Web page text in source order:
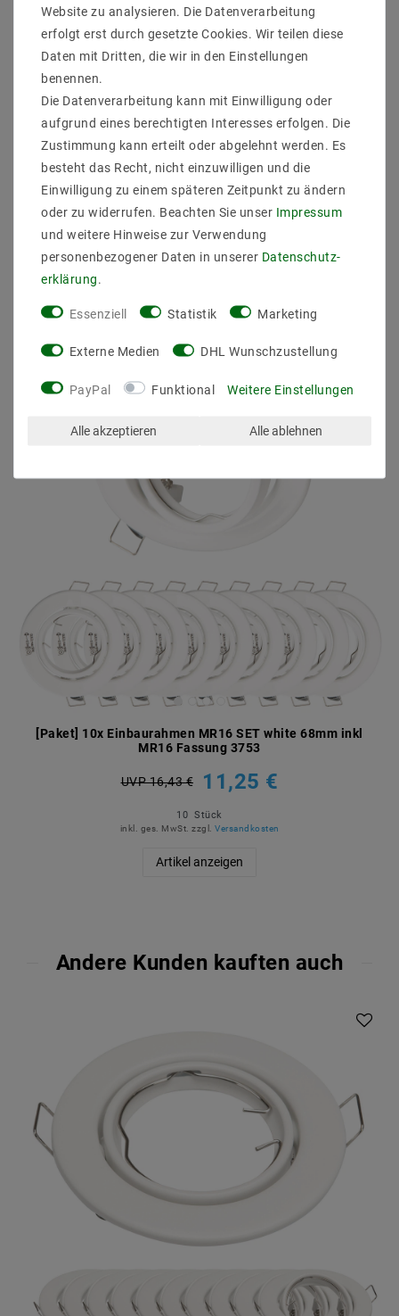
Leuchtmittelbefestigung : Sperring vorne
Leuchtmitteldurchmesse (mm) : 50
Rostfrei : ja
Außendurchmesser (mm) : 88
Lochmaß/Fräsloch (mm) : 68
Passendes Leuchtmittel : bis 50W Halogen Lampen /
LED Strahler bis 10W in standard Halogen Maß
ZULETZT ANGESEHEN
[Paket] 10x Einbaurahmen MR16 SET white 68mm inkl
MR16 Fassung 3753
UVP 16,43 € 11,25 €
10 Stück
inkl. ges. MwSt. zzgl. Versandkosten
Artikel anzeigen
Andere Kunden kauften auch
Website zu analysieren. Die Datenverarbeitung
erfolgt erst durch gesetzte Cookies. Wir teilen diese
Daten mit Dritten, die wir in den Einstellungen
benennen.
Die Datenverarbeitung kann mit Einwilligung oder
aufgrund eines berechtigten Interesses erfolgen. Die
Zustimmung kann erteilt oder abgelehnt werden. Es
besteht das Recht, nicht einzuwilligen und die
Einwilligung zu einem späteren Zeitpunkt zu ändern
oder zu widerrufen. Beachten Sie unser Impressum
und weitere Hinweise zur Verwendung
personenbezogener Daten in unserer Daten­schutz­
erklärung
Essenziell Statistik Marketing
Externe Medien DHL Wunschzustellung
PayPal Funktional Weitere Einstellungen
Alle akzeptieren Alle ablehnen